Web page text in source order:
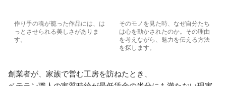
作り手の魂が籠った作品には、は
っとさせられる美しさがありま
す。
そのモノを見た時、なぜ自分たち
は心を動かされたのか。その理由
を考えながら、魅力を伝える方法
を探します。
創業者が、家族で営む工房を訪ねたとき、